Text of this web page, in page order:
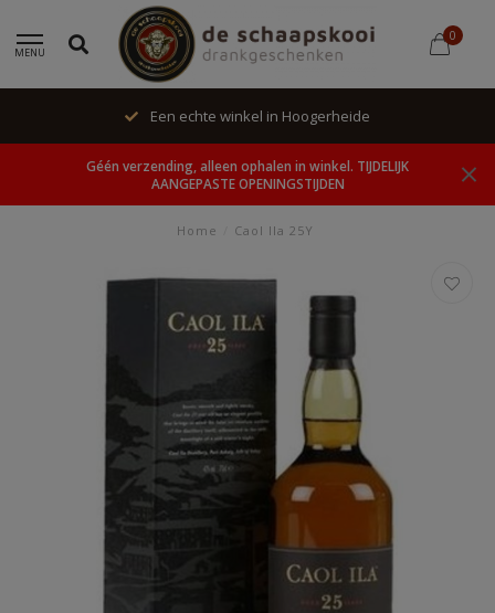
MENU
0
Een echte winkel in Hoogerheide
Géén verzending, alleen ophalen in winkel. TIJDELIJK
AANGEPASTE OPENINGSTIJDEN
Home Caol Ila 25Y